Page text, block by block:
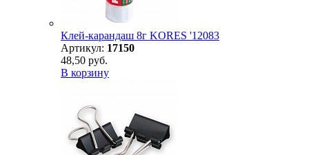
Клей-карандаш 8г KORES '12083
Артикул: 17150
48,50 руб.
В корзину